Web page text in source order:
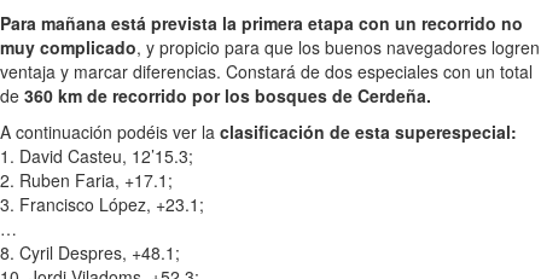
Para mañana está prevista la primera etapa con un recorrido no
muy complicado, y propicio para que los buenos navegadores logren
ventaja y marcar diferencias. Constará de dos especiales con un total
de 360 km de recorrido por los bosques de Cerdeña.
A continuación podéis ver la clasificación de esta superespecial:
1. David Casteu, 12’15.3;
2. Ruben Faria, +17.1;
3. Francisco López, +23.1;
…
8. Cyril Despres, +48.1;